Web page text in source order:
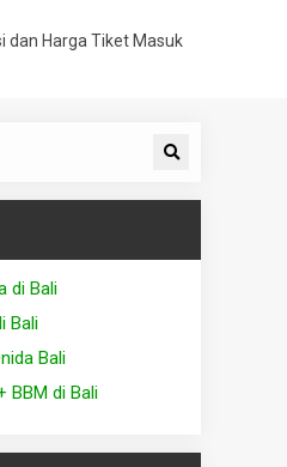
dan Harga Tiket Masuk
di Bali
Bali
Bali
BBM di Bali